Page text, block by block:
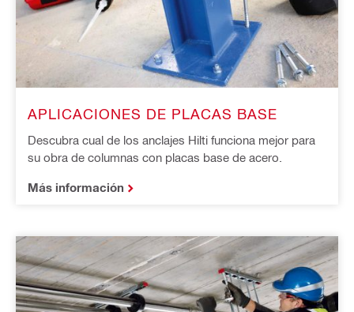
APLICACIONES DE PLACAS BASE
Descubra cual de los anclajes Hilti funciona mejor para
su obra de columnas con placas base de acero.
Más información